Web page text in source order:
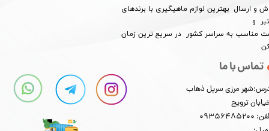
و ارسال بهترین لوازم ماهیگیری با برندهای
و
مناسب به سراسر کشور در سریع ترین زمان
تماس با ما
مرزی سرپل ذهاب
ترویج